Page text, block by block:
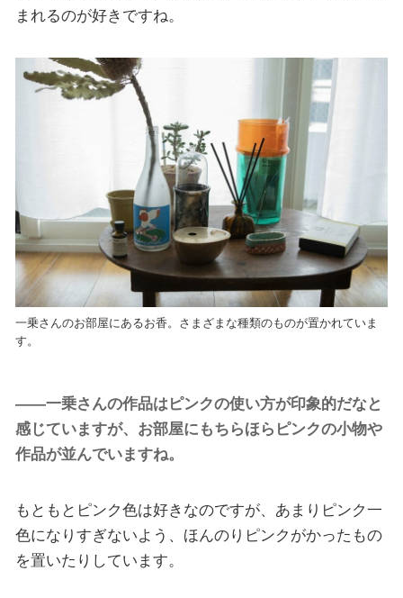
まれるのが好きですね。
一乗さんのお部屋にあるお香。さまざまな種類のものが置かれていま
す。
――一乗さんの作品はピンクの使い方が印象的だなと
感じていますが、お部屋にもちらほらピンクの小物や
作品が並んでいますね。
もともとピンク色は好きなのですが、あまりピンク一
色になりすぎないよう、ほんのりピンクがかったもの
を置いたりしています。